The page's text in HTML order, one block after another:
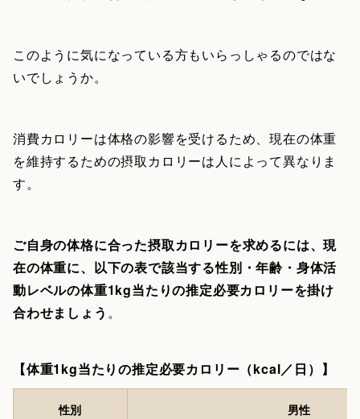
このように気になっている方もいらっしゃるのではな
いでしょうか。
消費カロリーは体格の影響を受けるため、現在の体重
を維持するための摂取カロリーは人によって異なりま
す。
ご自身の体格に合った摂取カロリーを求めるには、現
在の体重に、以下の表で該当する性別・年齢・身体活
動レベルの体重1kg当たりの推定必要カロリーを掛け
合わせましょう 。
【体重1kg当たりの推定必要カロリー（kcal／日）】
性別 男性